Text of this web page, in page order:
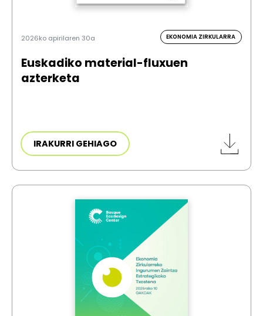
2026ko apirilaren 30a EKONOMIA ZIRKULARRA
Euskadiko material-fluxuen
azterketa
IRAKURRI GEHIAGO